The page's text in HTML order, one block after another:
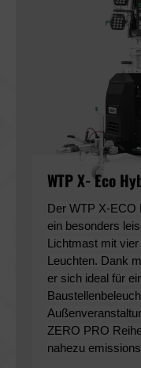
WTP X- Eco
Der WTP X-ECO
ein besonders
Lichtmast mit
Leuchten. Dank
er sich ideal für
ZERO PRO
nahezu